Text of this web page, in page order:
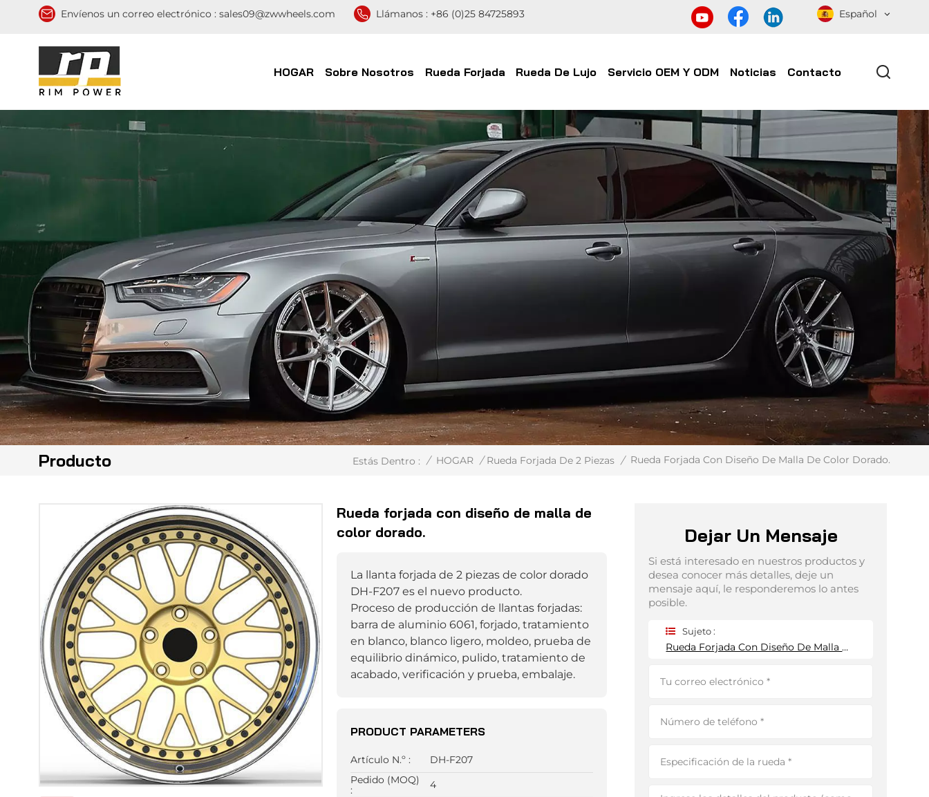
Envíenos un correo electrónico : sales09@zwwheels.com Llámanos : +86 (0)25 84725893 Español
HOGAR Sobre Nosotros Rueda Forjada Rueda De Lujo Servicio OEM Y ODM Noticias Contacto
Producto Estás Dentro : / HOGAR / Rueda Forjada De 2 Piezas / Rueda Forjada Con Diseño De Malla De Color Dorado.
Rueda forjada con diseño de malla de
color dorado.
La llanta forjada de 2 piezas de color dorado
DH-F207 es el nuevo producto.
Proceso de producción de llantas forjadas:
barra de aluminio 6061, forjado, tratamiento
en blanco, blanco ligero, moldeo, prueba de
equilibrio dinámico, pulido, tratamiento de
acabado, verificación y prueba, embalaje.
PRODUCT PARAMETERS
Artículo N.º :
DH-F207
Pedido (MOQ)
:
4
Dejar Un Mensaje
Si está interesado en nuestros productos y
desea conocer más detalles, deje un
mensaje aquí, le responderemos lo antes
posible.
Sujeto :
Rueda Forjada Con Diseño De Malla De Color Dorado.